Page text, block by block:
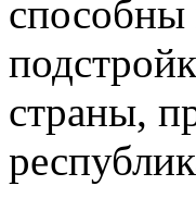
страны,